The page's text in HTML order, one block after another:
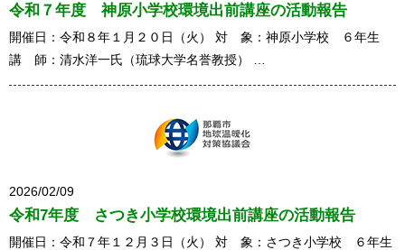
令和７年度 神原小学校環境出前講座の活動報告
開催日：令和８年１月２０日（火） 対 象：神原小学校 ６年生
講 師：清水洋一氏（琉球大学名誉教授） …
2026/02/09
令和7年度 さつき小学校環境出前講座の活動報告
開催日：令和７年１２月３日（火） 対 象：さつき小学校 ６年生